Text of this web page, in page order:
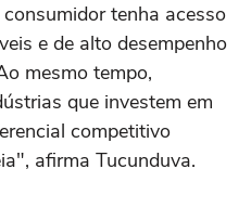
tenha acesso
e de alto desempenho
mesmo tempo,
que investem em
competitivo
afirma Tucunduva.